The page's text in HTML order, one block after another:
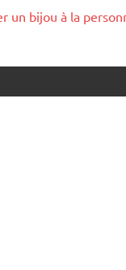
un bijou à la